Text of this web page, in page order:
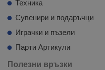
Техника
Сувенири и подаръчци
Играчки и пъзели
Парти Артикули
Полезни връзки